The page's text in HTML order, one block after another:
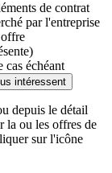
de contrat
par l'entreprise
cas échéant
intéressent
depuis le détail
la ou les offres de
sur l'icône